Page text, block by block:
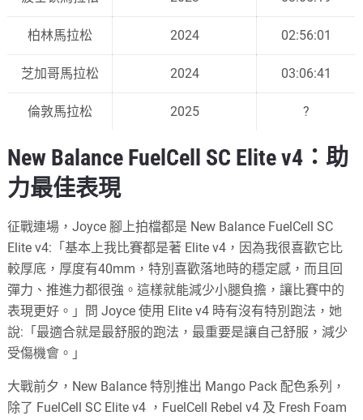
柏林馬拉松 2024 02:56:01
芝加哥馬拉松 2024 03:06:41
倫敦馬拉松 2025 ?
New Balance FuelCell SC Elite v4：助
力最佳表現
征戰連場，Joyce 腳上拍檔都是 New Balance FuelCell SC
Elite v4:「基本上我比賽都是著 Elite v4，因為我很喜歡它比
較厚底，厚度有40mm，特別喜歡落地時的穩定感，而且回
彈力、推進力都很強。這樣就能減少小腿負擔，讓比賽中的
表現更好。」問 Joyce 使用 Elite v4 時有沒有特別跑法，她
說:「最適合就是最舒服的跑法，最重要是讓自己舒服，減少
受傷機會。」
大戰前夕，New Balance 特別推出 Mango Pack 配色系列，
除了 FuelCell SC Elite v4 ，FuelCell Rebel v4 及 Fresh Foam